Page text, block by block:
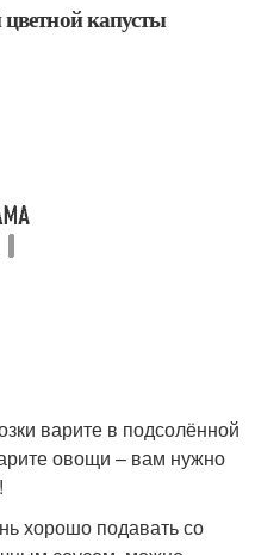
капусты
варите в подсолённой
овощи – вам нужно
хорошо подавать со